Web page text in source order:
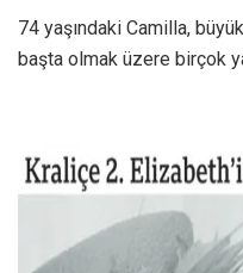
74 yaşındaki Camilla,
başta olmak üzere birçok